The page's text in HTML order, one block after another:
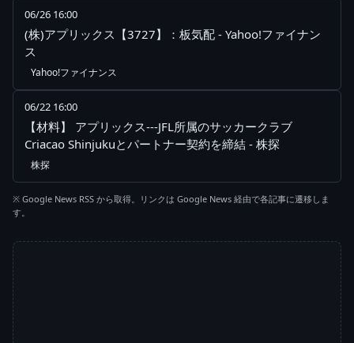
06/26 16:00
(株)アプリックス【3727】：板気配 - Yahoo!ファイナン
ス
Yahoo!ファイナンス
06/22 16:00
【材料】 アプリックス---JFL所属のサッカークラブ
Criacao Shinjukuとパートナー契約を締結 - 株探
株探
※ Google News RSS から取得。リンクは Google News 経由で各記事に遷移しま
す。